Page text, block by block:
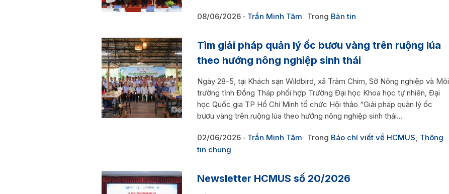
08/06/2026 Trần Minh Tâm Trong Bản tin
Tìm giải pháp quản lý ốc bươu vàng trên ruộng lúa
theo hướng nông nghiệp sinh thái
Ngày 28-5, tại Khách sạn Wildbird, xã Tràm Chim, Sở Nông nghiệp và Môi
trường tỉnh Đồng Tháp phối hợp Trường Đại học Khoa học tự nhiên, Đại
học Quốc gia TP Hồ Chí Minh tổ chức Hội thảo “Giải pháp quản lý ốc
bươu vàng trên ruộng lúa theo hướng nông nghiệp sinh thái...
02/06/2026 Trần Minh Tâm Trong Báo chí viết về HCMUS, Thông
tin chung
Newsletter HCMUS số 20/2026